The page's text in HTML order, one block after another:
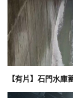
【有片】石門水